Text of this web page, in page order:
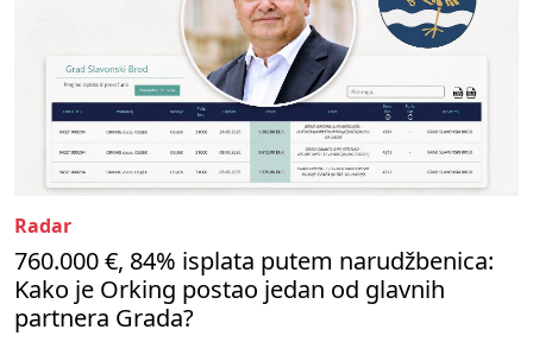
Radar
760.000 €, 84% isplata putem narudžbenica:
Kako je Orking postao jedan od glavnih
partnera Grada?